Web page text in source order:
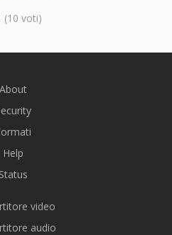
(10 voti)
About
Help
Status
video
audio